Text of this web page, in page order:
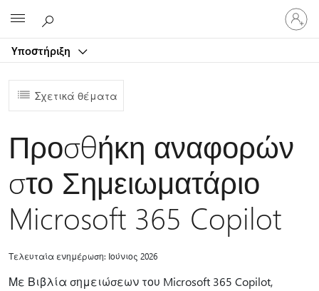
Υποστήριξη
Είσοδος
στον
Σχετικά θέματα
Προσθήκη αναφορών
στο Σημειωματάριο
Microsoft 365 Copilot
Τελευταία ενημέρωση: Ιούνιος 2026
Με Βιβλία σημειώσεων του Microsoft 365 Copilot,